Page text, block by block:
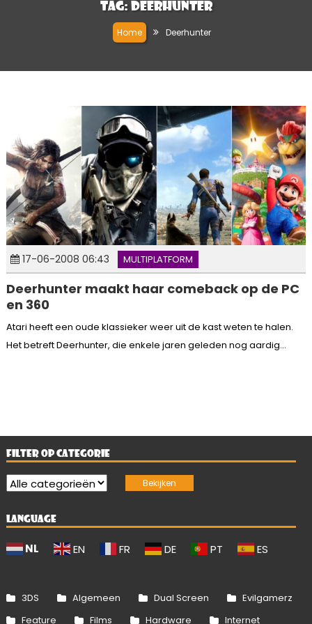
Tag: Deerhunter
Home Deerhunter
17-06-2008 06:43 MULTIPLATFORM
Deerhunter maakt haar comeback op de PC
en 360
Atari heeft een oude klassieker weer uit de kast weten te halen.
Het betreft Deerhunter, die enkele jaren geleden nog aardig...
FILTER OP CATEGORIE
LANGUAGE
NL EN FR DE PT ES
3DS Algemeen Dual Screen
Evilgamerz
Feature
Films Hardware Internet